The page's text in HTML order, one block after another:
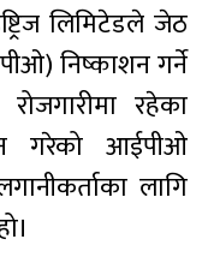
लिमिटेडले जेठ
निष्काशन गर्ने
रहेका
गरेको आईपीओ
लागि